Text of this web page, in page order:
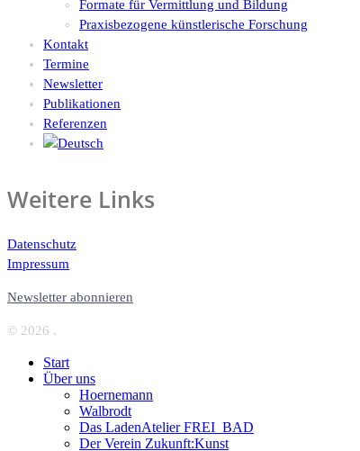
Formate für Vermittlung und Bildung
Praxisbezogene künstlerische Forschung
Kontakt
Termine
Newsletter
Publikationen
Referenzen
Weitere Links
Datenschutz
Impressum
Newsletter abonnieren
© 2026 .
Start
Über uns
Hoernemann
Walbrodt
Das LadenAtelier FREI_BAD
Der Verein Zukunft:Kunst